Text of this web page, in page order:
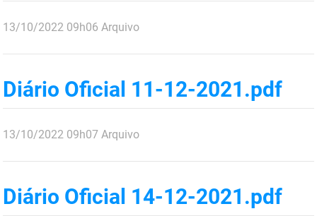
Polícia Civil
SUDEMA
publicado
13/10/2022 09h06 Arquivo
Diário Oficial 11-12-2021.pdf
publicado
13/10/2022 09h07 Arquivo
Diário Oficial 14-12-2021.pdf